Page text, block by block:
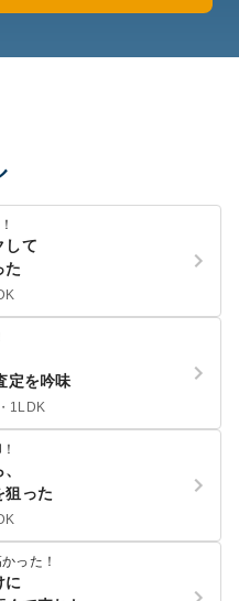
して
た
定を吟味
1LDK
狙った
った！
に